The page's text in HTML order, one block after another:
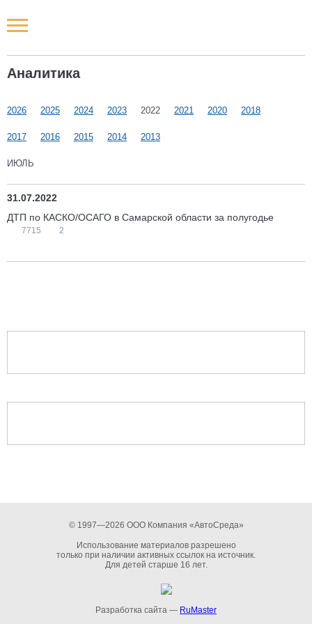
Аналитика
2026 2025 2024 2023 2022 2021 2020 2018
2017 2016 2015 2014 2013
ИЮЛЬ
31.07.2022
ДТП по КАСКО/ОСАГО в Самарской области за полугодье
7715 2
© 1997—2026 ООО Компания «АвтоСреда»
Использование материалов разрешено
только при наличии активных ссылок на источник.
Для детей старше 16 лет.
Разработка сайта — RuMaster
Новости РФ
Наши мероприятия
Статьи